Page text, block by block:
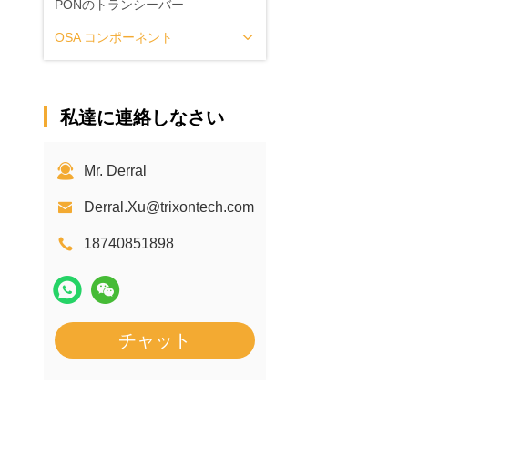
PONのトランシーバー
OSA コンポーネント
私達に連絡しなさい
Mr. Derral
Derral.Xu@trixontech.com
18740851898
チャット